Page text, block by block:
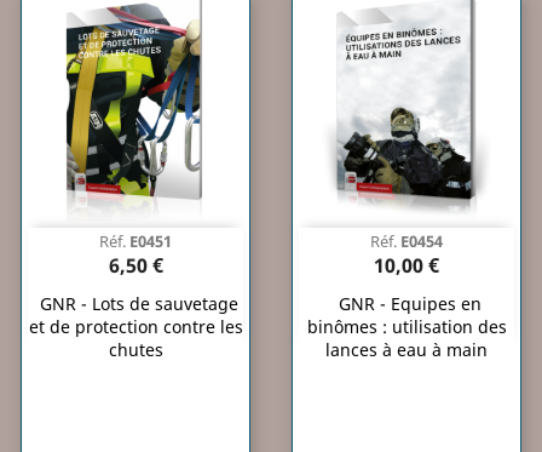
Réf. E0451
6,50 €
GNR - Lots de sauvetage
et de protection contre les
chutes
Réf. E0454
10,00 €
GNR - Equipes en
binômes : utilisation des
lances à eau à main